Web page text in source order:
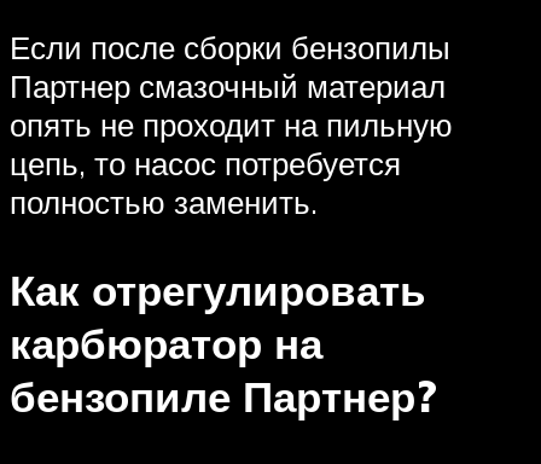
Если после сборки бензопилы
Партнер смазочный материал
опять не проходит на пильную
цепь, то насос потребуется
полностью заменить.
Как отрегулировать
карбюратор на
бензопиле Партнер?